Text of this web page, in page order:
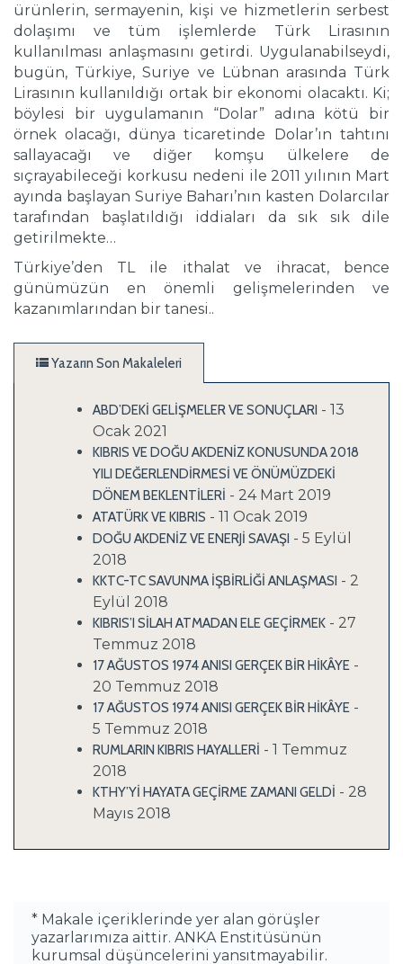
ürünlerin, sermayenin, kişi ve hizmetlerin serbest
dolaşımı ve tüm işlemlerde Türk Lirasının
kullanılması anlaşmasını getirdi. Uygulanabilseydi,
bugün, Türkiye, Suriye ve Lübnan arasında Türk
Lirasının kullanıldığı ortak bir ekonomi olacaktı. Ki;
böylesi bir uygulamanın “Dolar” adına kötü bir
örnek olacağı, dünya ticaretinde Dolar’ın tahtını
sallayacağı ve diğer komşu ülkelere de
sıçrayabileceği korkusu nedeni ile 2011 yılının Mart
ayında başlayan Suriye Baharı’nın kasten Dolarcılar
tarafından başlatıldığı iddiaları da sık sık dile
getirilmekte…
Türkiye’den TL ile ithalat ve ihracat, bence
günümüzün en önemli gelişmelerinden ve
kazanımlarından bir tanesi..
Yazarın Son Makaleleri
ABD’DEKİ GELİŞMELER VE SONUÇLARI - 13
Ocak 2021
KIBRIS VE DOĞU AKDENİZ KONUSUNDA 2018
YILI DEĞERLENDİRMESİ VE ÖNÜMÜZDEKİ
DÖNEM BEKLENTİLERİ - 24 Mart 2019
ATATÜRK VE KIBRIS - 11 Ocak 2019
DOĞU AKDENİZ VE ENERJİ SAVAŞI - 5 Eylül
2018
KKTC-TC SAVUNMA İŞBİRLİĞİ ANLAŞMASI - 2
Eylül 2018
KIBRIS’I SİLAH ATMADAN ELE GEÇİRMEK - 27
Temmuz 2018
17 AĞUSTOS 1974 ANISI GERÇEK BİR HİKÂYE -
20 Temmuz 2018
17 AĞUSTOS 1974 ANISI GERÇEK BİR HİKÂYE -
5 Temmuz 2018
RUMLARIN KIBRIS HAYALLERİ - 1 Temmuz
2018
KTHY’Yİ HAYATA GEÇİRME ZAMANI GELDİ - 28
Mayıs 2018
* Makale içeriklerinde yer alan görüşler
yazarlarımıza aittir. ANKA Enstitüsünün
kurumsal düşüncelerini yansıtmayabilir.